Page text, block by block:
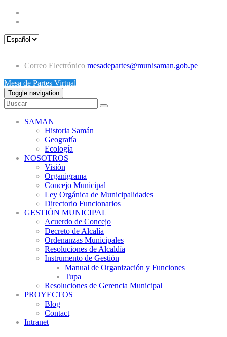
Correo Electrónico mesadepartes@munisaman.gob.pe
Mesa de Partes Virtual
Toggle navigation
SAMAN
Historia Samán
Geografía
Ecología
NOSOTROS
Visión
Organigrama
Concejo Municipal
Ley Orgánica de Municipalidades
Directorio Funcionarios
GESTIÓN MUNICIPAL
Acuerdo de Concejo
Decreto de Alcalía
Ordenanzas Municipales
Resoluciones de Alcaldía
Instrumento de Gestión
Manual de Organización y Funciones
Tupa
Resoluciones de Gerencia Municipal
PROYECTOS
Blog
Contact
Intranet